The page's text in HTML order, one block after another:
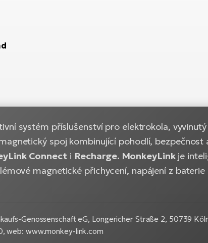
systém příslušenství pro elektrokola,
spoj kombinující pohodlí,
Connecti Recharge. MonkeyLinkje
magnetické přichycení, napájení z
Genossenschaft eG, Longericher Straße 2, 50739
web: www.monkey-link.com